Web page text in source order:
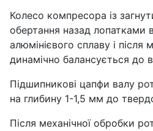
Колесо компресора із
обертання назад лопатками
алюмінієвого сплаву і після
динамічно балансується до
Підшипникові цапфи валу
на глибину 1-1,5 мм до
Після механічної обробки